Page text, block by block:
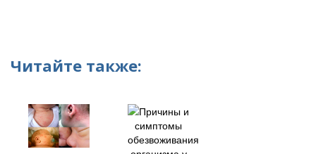
Читайте также: